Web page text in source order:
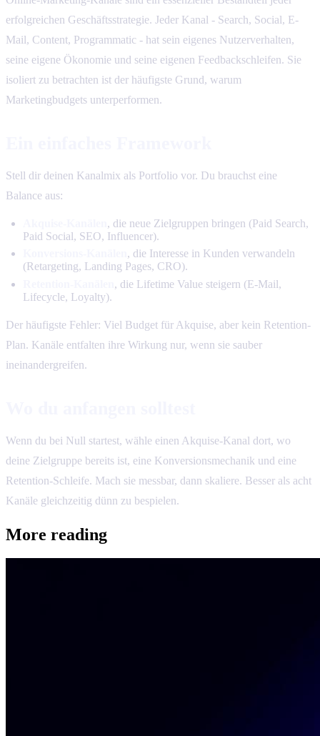
erfolgreichen Geschäftsstrategie. Jeder Kanal - Search, Social, E-
Mail, Content, Programmatic - hat sein eigenes Nutzerverhalten,
seine eigene Ökonomie und seine eigenen Feedbackschleifen. Sie
isoliert zu betrachten ist der häufigste Grund, warum
Marketingbudgets unterperformen.
Stell dir deinen Kanalmix als Portfolio vor. Du brauchst eine
Balance aus:
, die neue Zielgruppen bringen (Paid Search,
Paid Social, SEO, Influencer).
, die Interesse in Kunden verwandeln
(Retargeting, Landing Pages, CRO).
, die Lifetime Value steigern (E-Mail,
Lifecycle, Loyalty).
Der häufigste Fehler: Viel Budget für Akquise, aber kein Retention-
Plan. Kanäle entfalten ihre Wirkung nur, wenn sie sauber
ineinandergreifen.
Wenn du bei Null startest, wähle einen Akquise-Kanal dort, wo
deine Zielgruppe bereits ist, eine Konversionsmechanik und eine
Retention-Schleife. Mach sie messbar, dann skaliere. Besser als acht
Kanäle gleichzeitig dünn zu bespielen.
More reading